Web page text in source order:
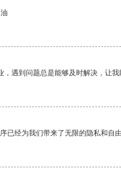
遇到问题总是能够及时解决，让我
已经为我们带来了无限的隐私和自由